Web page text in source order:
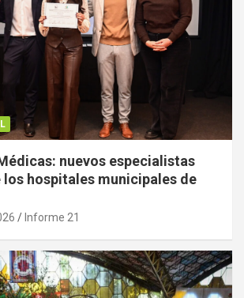
nuevos especialistas
los hospitales municipales de
Informe 21